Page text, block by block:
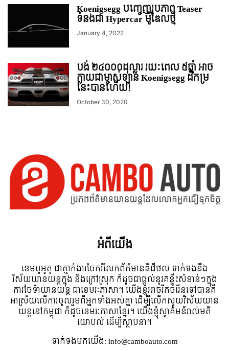
Koenigsegg បញ្ចេញរូបភាព Teaser
ទំនងជា Hypercar ម៉ូឌែលថ្មី
January 4, 2022
បង់ ២៤០០០ដុល្លារ រយៈពេល ៥ឆ្នាំ អាច
ក្លាយជាម្ចាស់ឡាន Koenigsegg ដ៏កម្រ
នេះបានហើយ!
October 30, 2020
អំពី​យើង
ខេមបូអូតូ ជាភ្នាក់ងារចែករំលែកព័ត៍មានឌីជីថល ទាក់ទងនឹង
វិស័យយានយន្តក្នុង និងក្រៅស្រុក ក៏ដូចជាផ្តល់នូវគន្លឹះសំខាន់ៗក្នុង
ការថែទំាយានយន្ត ជាខេមរៈភាសា។ យើងខ្ញុំអាចរីកចំរើនទៅបានគឺ
អាស្រ័យលើការចូលរួមពីអ្នកទាំងអស់គ្នា ដើម្បីលើកស្ទួយវិស័យយាន
យន្តនៅកម្ពុជា ក៏ដូចខេមរៈភាសាខ្មែរ។ យើងខ្ញុំស្វាគមន៌រាល់មតិ
យោបល់ ដើម្បីស្ថាបនា។
ទាក់ទង​មក​យើង:info@camboauto.com